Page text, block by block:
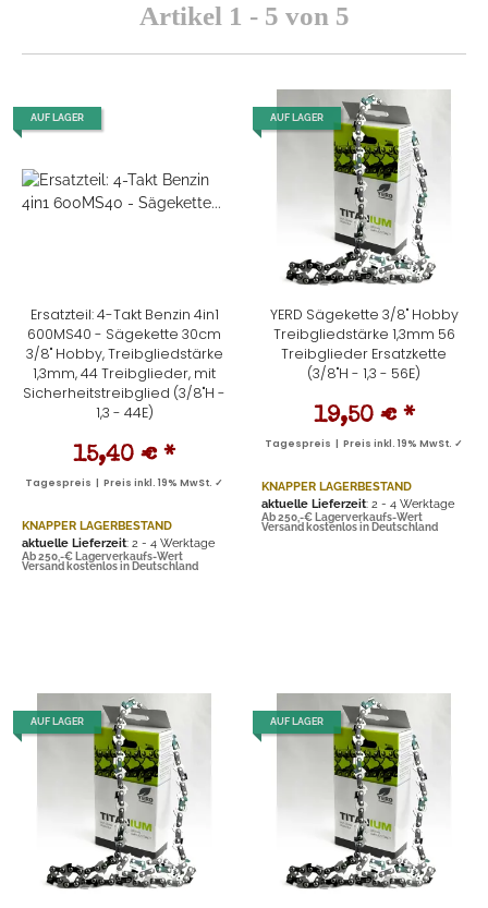
Artikel 1 - 5 von 5
AUF LAGER
Ersatzteil: 4-Takt Benzin 4in1
600MS40 - Sägekette 30cm
3/8" Hobby, Treibgliedstärke
1,3mm, 44 Treibglieder, mit
Sicherheitstreibglied (3/8"H -
1,3 - 44E)
15,40 € *
Tagespreis | Preis inkl. 19% MwSt. ✓
KNAPPER LAGERBESTAND
aktuelle Lieferzeit: 2 - 4 Werktage
Ab 250,-€ Lagerverkaufs-Wert
Versand kostenlos in Deutschland
AUF LAGER
YERD Sägekette 3/8" Hobby
Treibgliedstärke 1,3mm 56
Treibglieder Ersatzkette
(3/8"H - 1,3 - 56E)
19,50 € *
Tagespreis | Preis inkl. 19% MwSt. ✓
KNAPPER LAGERBESTAND
aktuelle Lieferzeit: 2 - 4 Werktage
Ab 250,-€ Lagerverkaufs-Wert
Versand kostenlos in Deutschland
AUF LAGER AUF LAGER